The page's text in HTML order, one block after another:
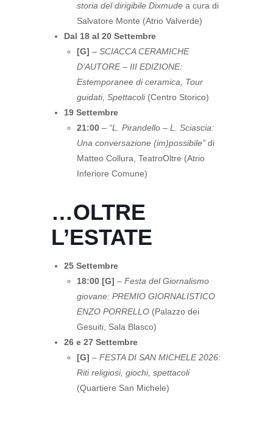
storia del dirigibile Dixmude a cura di
Salvatore Monte (Atrio Valverde)
Dal 18 al 20 Settembre
[G] – SCIACCA CERAMICHE
D’AUTORE – III EDIZIONE:
Estemporanee di ceramica, Tour
guidati, Spettacoli(Centro Storico)
19 Settembre
21:00 – “L. Pirandello – L. Sciascia:
Una conversazione (im)possibile” di
Matteo Collura, TeatroOltre (Atrio
Inferiore Comune)
…OLTRE
L’ESTATE
25 Settembre
18:00 [G] – Festa del Giornalismo
giovane: PREMIO GIORNALISTICO
ENZO PORRELLO (Palazzo dei
Gesuiti, Sala Blasco)
26 e 27 Settembre
[G] – FESTA DI SAN MICHELE 2026:
Riti religiosi, giochi, spettacoli
(Quartiere San Michele)